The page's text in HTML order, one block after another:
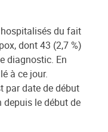
du fait
dont 43 (2,7 %)
diagnostic. En
à ce jour.
par date de début
le début de